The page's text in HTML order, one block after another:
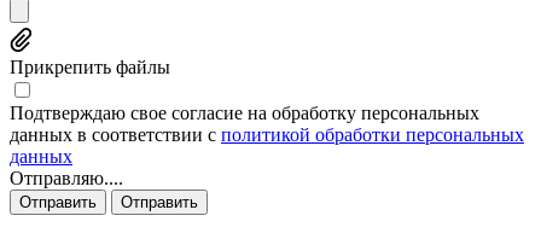
Прикрепить файлы
Подтверждаю свое согласие на обработку персональных
данных в соответствии с политикой обработки персональных
данных
Отправляю....
Отправить Отправить